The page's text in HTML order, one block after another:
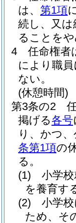
は、 第1項
続し、又
ることを
4
任命権者
により職
ない。
(休憩時間)
第3条の2
掲げる各号
り、かつ
条第1項の
る。
(1)
小学
を養育す
(2)
小学
ため、そ